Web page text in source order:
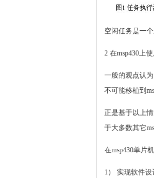
空闲任务是一
2 在msp430上
一般的观点认
不可能移植到
正是基于以上
于大多数其它
在msp430单片
1） 实现软件